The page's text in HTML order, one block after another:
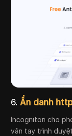
6.Ẩn danh
Incogniton cho
vân tay trình